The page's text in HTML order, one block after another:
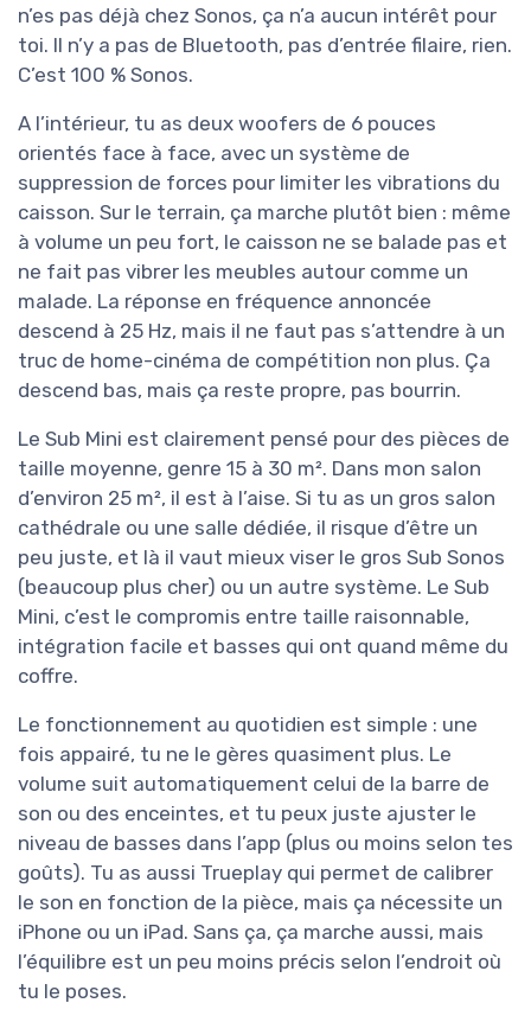
n’es pas déjà chez Sonos, ça n’a aucun intérêt pour
toi. Il n’y a pas de Bluetooth, pas d’entrée filaire, rien.
C’est 100 % Sonos.
A l’intérieur, tu as deux woofers de 6 pouces
orientés face à face, avec un système de
suppression de forces pour limiter les vibrations du
caisson. Sur le terrain, ça marche plutôt bien : même
à volume un peu fort, le caisson ne se balade pas et
ne fait pas vibrer les meubles autour comme un
malade. La réponse en fréquence annoncée
descend à 25 Hz, mais il ne faut pas s’attendre à un
truc de home-cinéma de compétition non plus. Ça
descend bas, mais ça reste propre, pas bourrin.
Le Sub Mini est clairement pensé pour des pièces de
taille moyenne, genre 15 à 30 m². Dans mon salon
d’environ 25 m², il est à l’aise. Si tu as un gros salon
cathédrale ou une salle dédiée, il risque d’être un
peu juste, et là il vaut mieux viser le gros Sub Sonos
(beaucoup plus cher) ou un autre système. Le Sub
Mini, c’est le compromis entre taille raisonnable,
intégration facile et basses qui ont quand même du
coffre.
Le fonctionnement au quotidien est simple : une
fois appairé, tu ne le gères quasiment plus. Le
volume suit automatiquement celui de la barre de
son ou des enceintes, et tu peux juste ajuster le
niveau de basses dans l’app (plus ou moins selon tes
goûts). Tu as aussi Trueplay qui permet de calibrer
le son en fonction de la pièce, mais ça nécessite un
iPhone ou un iPad. Sans ça, ça marche aussi, mais
l’équilibre est un peu moins précis selon l’endroit où
tu le poses.